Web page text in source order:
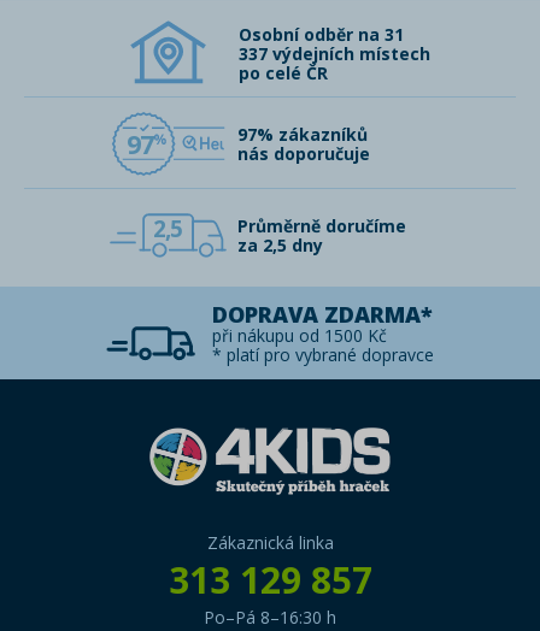
Osobní odběr na 31
337 výdejních místech
po celé ČR
97
97% zákazníků
nás doporučuje
2,5
Průměrně doručíme
za 2,5 dny
DOPRAVA ZDARMA*
při nákupu od 1500 Kč
* platí pro vybrané dopravce
Zákaznická linka
313 129 857
Po–Pá 8–16:30 h